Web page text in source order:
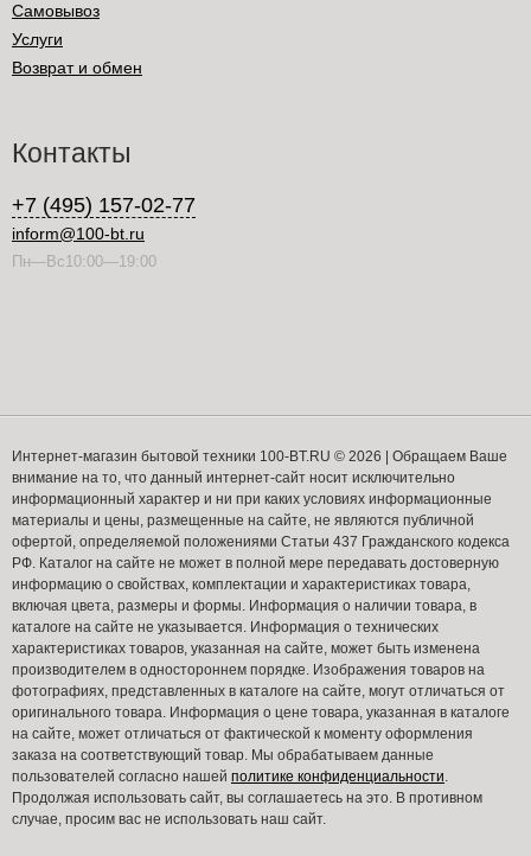
Самовывоз
Услуги
Возврат и обмен
Контакты
+7 (495) 157-02-77
inform@100-bt.ru
Пн—Вс10:00—19:00
Интернет-магазин бытовой техники 100-BT.RU © 2026 | Обращаем Ваше
внимание на то, что данный интернет-сайт носит исключительно
информационный характер и ни при каких условиях информационные
материалы и цены, размещенные на сайте, не являются публичной
офертой, определяемой положениями Статьи 437 Гражданского кодекса
РФ. Каталог на сайте не может в полной мере передавать достоверную
информацию о свойствах, комплектации и характеристиках товара,
включая цвета, размеры и формы. Информация о наличии товара, в
каталоге на сайте не указывается. Информация о технических
характеристиках товаров, указанная на сайте, может быть изменена
производителем в одностороннем порядке. Изображения товаров на
фотографиях, представленных в каталоге на сайте, могут отличаться от
оригинального товара. Информация о цене товара, указанная в каталоге
на сайте, может отличаться от фактической к моменту оформления
заказа на соответствующий товар. Мы обрабатываем данные
пользователей согласно нашей политике конфиденциальности.
Продолжая использовать сайт, вы соглашаетесь на это. В противном
случае, просим вас не использовать наш сайт.